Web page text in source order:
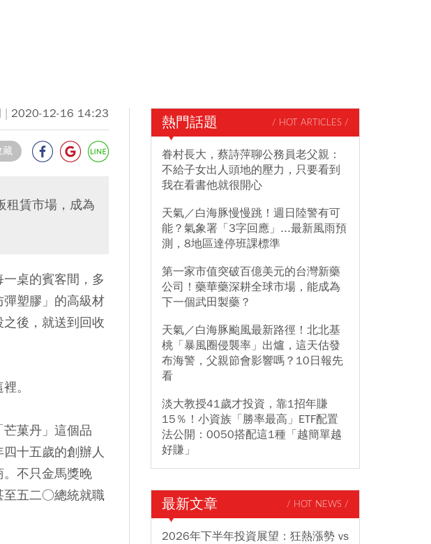
2020-12-16 14:23
藏
租賃市場，成為
桌的賓客間，多
塑膠」的高級材
後，就送到回收
。
菓丹」這個品
十五歲的創辦人
不只金馬獎晚
至五二○總統就職
熱門話題 / HOT ARTICLES /
眷村長大，蔡詩萍聊公務員老父親：
不給子女出人頭地的壓力，只要看到
我在看書他就很開心
天氣／白海豚慢慢跳！週日陸警有可
能？氣象署「3字回應」...最新風雨預
測，8地區達停班課標準
第一家市值突破百億美元的台灣新藥
公司！藥華藥深耕全球市場，能成為
下一個武田製藥？
天氣／白海豚颱風最新路徑！北北基
桃「暴風圈侵襲率」出爐，這天估發
布海警，父親節會影響嗎？10日報先
看
淡大教授41歲才投資，靠1招年賺
15％！小資族「勝率最高」ETF配置
法公開：0050搭配這1種「越簡單越
好賺」
最新文章 / HOT NEWS /
2026年下半年投資展望：狂熱漲勢 vs